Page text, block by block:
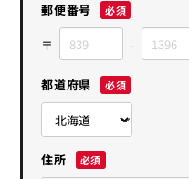
郵便番号
都道府県
住所